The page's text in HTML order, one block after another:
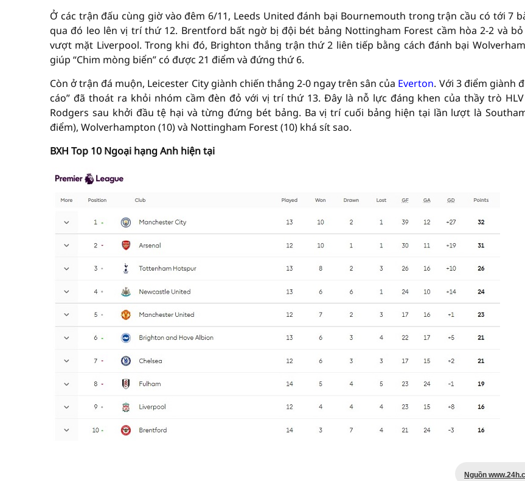
Ở các trận đấu cùng giờ vào đêm 6/11, Leeds United đánh bại Bournemouth trong trận cầu có tới 7
qua đó leo lên vị trí thứ 12. Brentford bất ngờ bị đội bét bảng Nottingham Forest cầm hòa 2-2 và
vượt mặt Liverpool. Trong khi đó, Brighton thắng trận thứ 2 liên tiếp bằng cách đánh bại
giúp “Chim mòng biển” có được 21 điểm và đứng thứ 6.
Còn ở trận đá muộn, Leicester City giành chiến thắng 2-0 ngay trên sân của Everton. Với 3 điểm giành
cáo” đã thoát ra khỏi nhóm cầm đèn đỏ với vị trí thứ 13. Đây là nỗ lực đáng khen của thầy trò
Rodgers sau khởi đầu tệ hại và từng đứng bét bảng. Ba vị trí cuối bảng hiện tại lần lượt là
điểm), Wolverhampton (10) và Nottingham Forest (10) khá sít sao.
BXH Top 10 Ngoại hạng Anh hiện tại
Nguồn